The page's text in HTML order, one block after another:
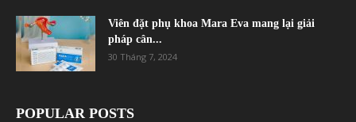
Viên đặt phụ khoa Mara Eva mang lại giải
pháp cân...
30 Tháng 7, 2024
POPULAR POSTS